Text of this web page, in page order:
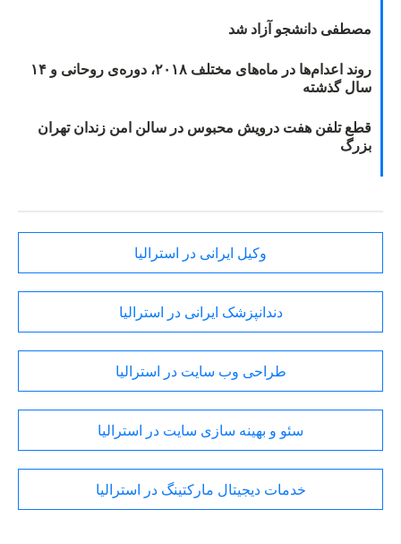
مصطفی دانشجو آزاد شد
روند اعدام‌ها در ماه‌های مختلف ۲۰۱۸، دوره‌ی روحانی و ۱۴
سال گذشته
قطع تلفن هفت درویش محبوس در سالن امن زندان تهران
بزرگ
وکیل ایرانی در استرالیا
دندانپزشک ایرانی در استرالیا
طراحی وب سایت در استرالیا
سئو و بهینه سازی سایت در استرالیا
خدمات دیجیتال مارکتینگ در استرالیا